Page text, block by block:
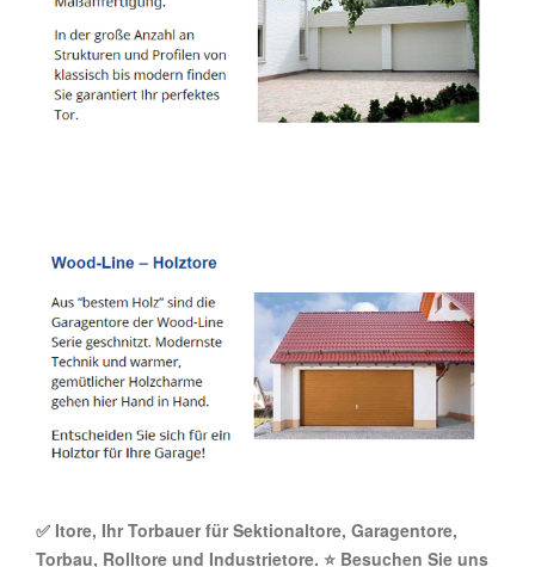
✅ Itore, Ihr Torbauer für Sektionaltore, Garagentore,
Torbau, Rolltore und Industrietore. ⭐ Besuchen Sie uns